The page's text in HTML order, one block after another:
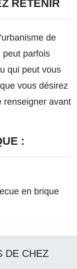
RETENIR
de
peut parfois
qui peut vous
vous désirez
renseigner avant
:
en brique
DE CHEZ